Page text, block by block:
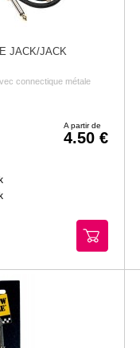
JACK/JACK
connectique métale
A partir de
4.50